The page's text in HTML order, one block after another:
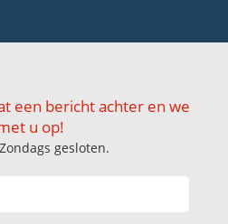
een bericht achter en we
u op!
gesloten.